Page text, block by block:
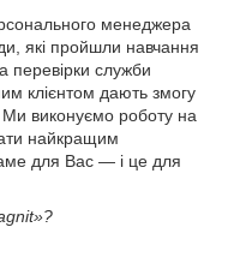
менеджера
які пройшли навчання
перевірки служби
клієнтом дають змогу
Ми виконуємо роботу на
найкращим
для Вас — і це для